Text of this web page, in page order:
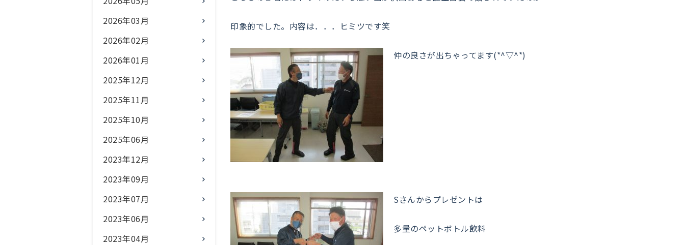
2026年03月
2026年02月
2026年01月
2025年12月
2025年11月
2025年10月
2025年06月
2023年12月
2023年09月
2023年07月
2023年06月
2023年04月
印象的でした。内容は．．．ヒミツです笑
仲の良さが出ちゃってます(*^▽^*)
Sさんからプレゼントは
多量のペットボトル飲料